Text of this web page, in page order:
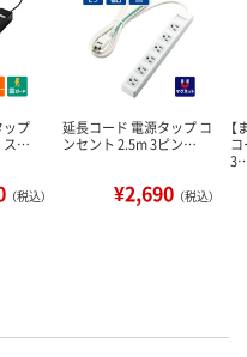
ップ
ス…
（税込）
延長コード 電源タップ コ
ンセント 2.5m 3ピン…
¥2,690 （税込）